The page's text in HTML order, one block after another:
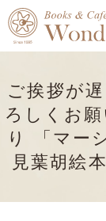
ご挨拶が
ろしくお
り 「マー
見葉胡絵